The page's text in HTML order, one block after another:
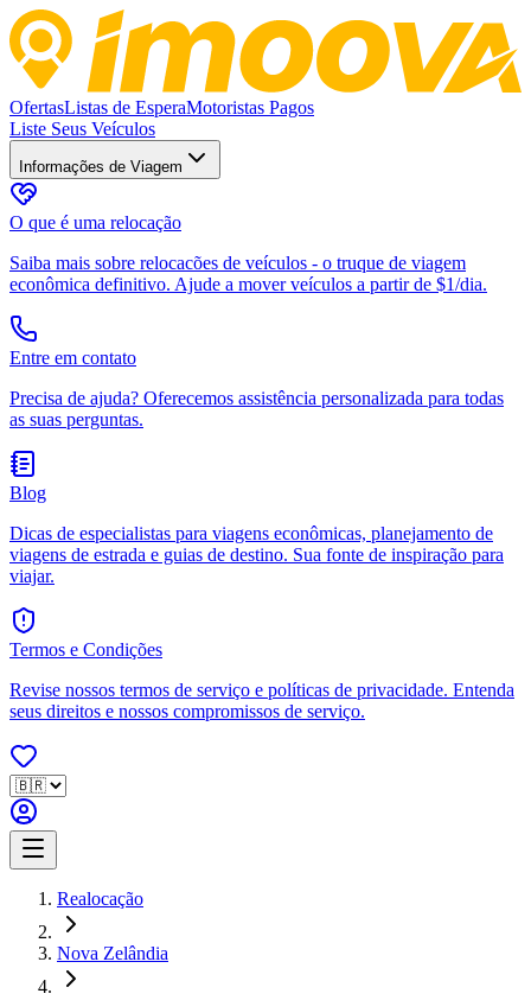
OfertasListas de EsperaMotoristas Pagos
Liste Seus Veículos
Informações de Viagem
O que é uma relocação
Saiba mais sobre relocacões de veículos - o truque de viagem
econômica definitivo. Ajude a mover veículos a partir de $1/dia.
Entre em contato
Precisa de ajuda? Oferecemos assistência personalizada para todas
as suas perguntas.
Blog
Dicas de especialistas para viagens econômicas, planejamento de
viagens de estrada e guias de destino. Sua fonte de inspiração para
viajar.
Termos e Condições
Revise nossos termos de serviço e políticas de privacidade. Entenda
seus direitos e nossos compromissos de serviço.
Realocação
Nova Zelândia